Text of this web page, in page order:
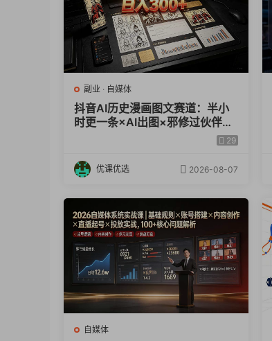
副业 · 自媒体
抖音AI历史漫画图文赛道：半小
时更一条×AI出图×邪修过伙伴计
划×日入300+，零成本快速入局
29
优课优选 2026-08-07
自媒体